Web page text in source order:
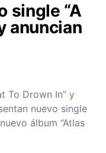
single “A
anuncian
To Drown In” y
nuevo single
álbum “Atlas